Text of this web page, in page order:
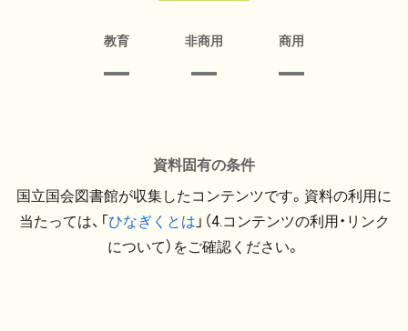
教育 非商用 商用
資料固有の条件
国立国会図書館が収集したコンテンツです。資料の利用に
当たっては、「ひなぎくとは 」（4.コンテンツの利用・リンク
について）をご確認ください。